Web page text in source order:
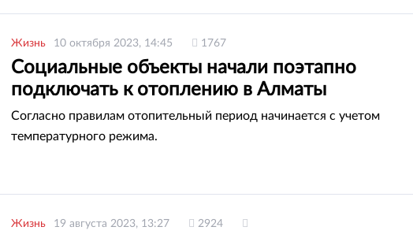
Жизнь 10 октября 2023, 14:45 1767
Социальные объекты начали поэтапно
подключать к отоплению в Алматы
Согласно правилам отопительный период начинается с учетом
температурного режима.
Жизнь 19 августа 2023, 13:27 2924